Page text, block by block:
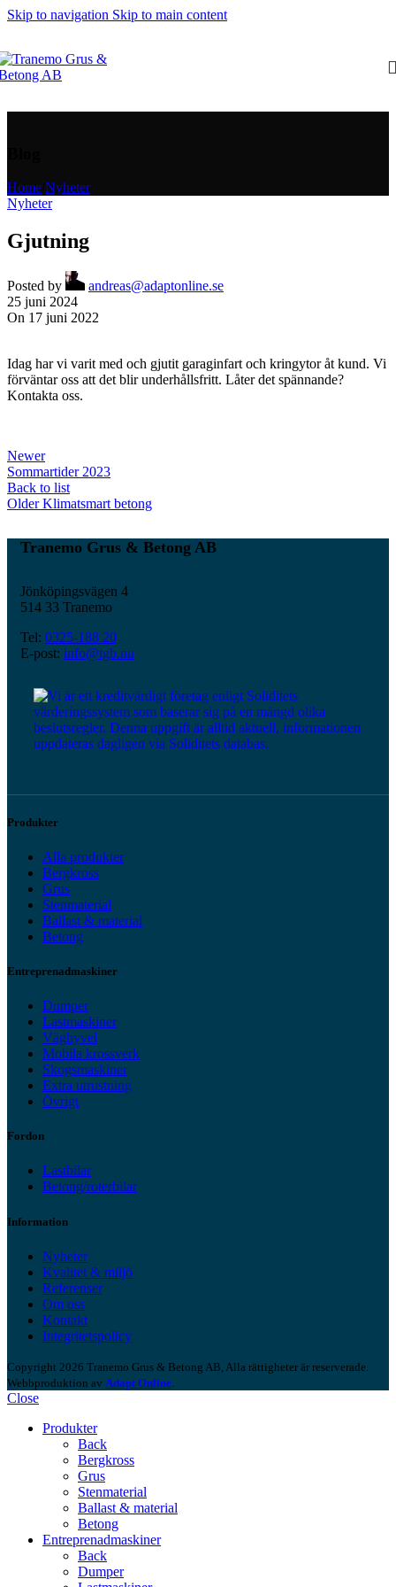
Skip to navigation Skip to main content
Home Nyheter
Nyheter
Gjutning
Posted by
andreas@adaptonline.se
25 juni 2024
On 17 juni 2022
Idag har vi varit med och gjutit garaginfart och kringytor åt kund. Vi
förväntar oss att det blir underhållsfritt. Låter det spännande?
Kontakta oss.
Newer
Sommartider 2023
Back to list
Older Klimatsmart betong
Tranemo Grus & Betong AB
Jönköpingsvägen 4
514 33 Tranemo
Tel: 0325-188 20
E-post: info@tgb.nu
Produkter
Alla produkter
Bergkross
Grus
Stenmaterial
Ballast & material
Betong
Entreprenadmaskiner
Dumper
Lastmaskiner
Väghyvel
Mobila krossverk
Skogsmaskiner
Extra utrustning
Övrigt
Fordon
Lastbilar
Betong/roterbilar
Information
Nyheter
Kvalitet & miljö
Referenser
Om oss
Kontakt
Integritetspolicy
Copyright 2026 Tranemo Grus & Betong AB, Alla rättigheter är reserverade.
Webbproduktion av Adapt Online
Close
Produkter
Back
Bergkross
Grus
Stenmaterial
Ballast & material
Betong
Entreprenadmaskiner
Back
Dumper